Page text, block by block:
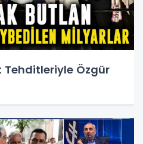
Tehditleriyle Özgür